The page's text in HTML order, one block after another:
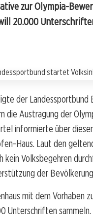
zur Olympia-
20.000
der
die Austragung der
informierte über
Haus. Laut den
kein Volksbegehren
der
mit dem Vorhaben
Unterschriften